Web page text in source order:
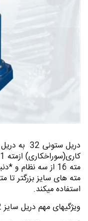
دریل
مته 16 از سه نظام
استفاده میکند.
ویژگیهای مهم دریل سایز 32